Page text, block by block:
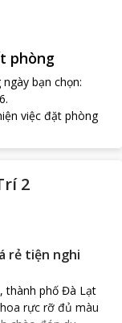
phòng
bạn chọn:
.
việc đặt phòng
2
rẻ tiện nghi
thành phố Đà Lạt
rực rỡ đủ màu